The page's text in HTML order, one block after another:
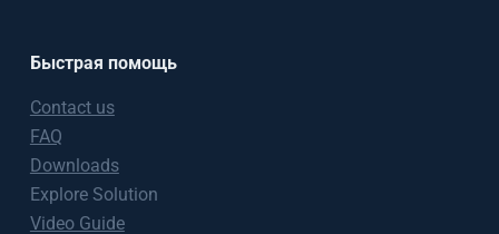
Быстрая помощь
Contact us
FAQ
Downloads
Explore Solution
Video Guide